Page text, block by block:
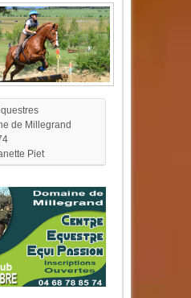
Equi
Passion
de Millegrand
Piet